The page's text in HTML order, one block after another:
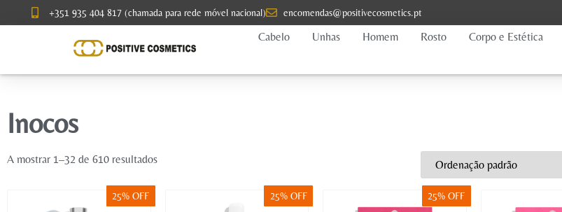
+351 935 404 817 (chamada para rede móvel nacional) encomendas@positivecosmetics.pt
Cabelo
Unhas Homem Rosto Corpo e Estética
Inocos
A mostrar 1–32 de 610 resultados
25% OFF 25% OFF 25% OFF